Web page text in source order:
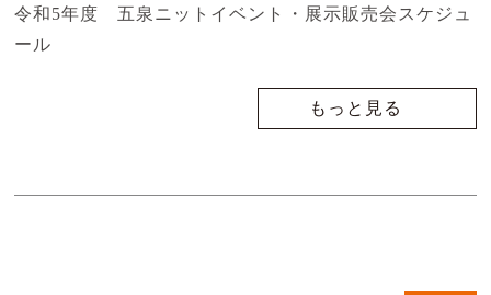
令和5年度 五泉ニットイベント・展示販売会スケジュ
ール
もっと見る